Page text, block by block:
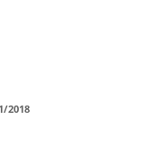
2018